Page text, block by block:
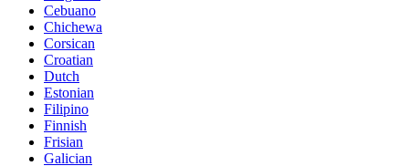
Cebuano
Chichewa
Corsican
Croatian
Dutch
Estonian
Filipino
Finnish
Frisian
Galician